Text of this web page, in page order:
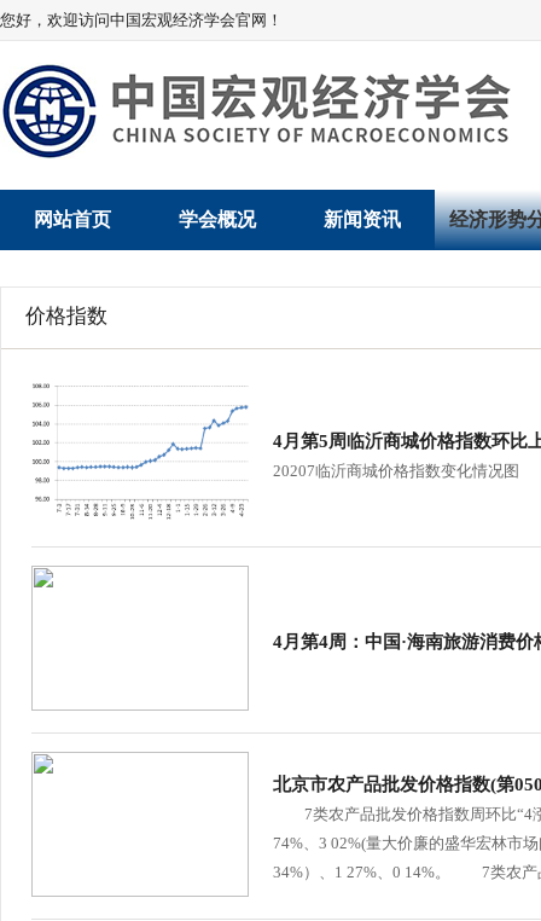
您好，欢迎访问中国宏观经济学会官网！
网站首页 学会概况
组织机构
法律顾问
新闻资讯
会员动态
经济形势
产业发展
价格指数
价格指数
4月第5周临沂商城价格指数环比
20207临沂商城价格指数变化情况图
4月第4周：中国·海南旅游消费
北京市农产品批发价格指数(第
7类农产品批发价格指数周环比“4
74%、3 02%(量大价廉的盛华宏林市
34%）、1 27%、0 14%。 7类农产